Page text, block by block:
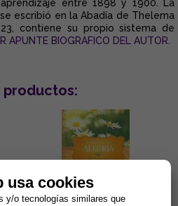
entre 1898 y 1900. La
escribió en la Abadía de Thelema
contiene su propio sistema de
APUNTE BIOGRAFICO DEL AUTOR.
productos:
usa cookies
y/o tecnologías similares que